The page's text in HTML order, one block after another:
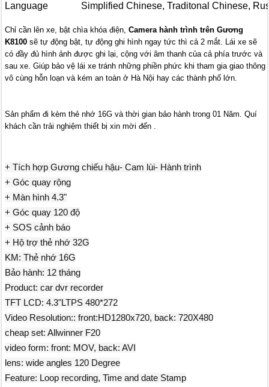
Language
Simplified Chinese, Traditonal Chinese,
Chỉ cần lên xe, bật chìa khóa điện, Camera hành trình trên Gương
K8100 sẽ tự động bật, tự động ghi hình ngay tức thì cả 2 mắt. Lái xe sẽ
có đầy đủ hình ảnh được ghi lại, cộng với âm thanh của cả phía trước và
sau xe. Giúp bảo vệ lái xe tránh những phiền phức khi tham gia giao thông
vô cùng hỗn loạn và kém an toàn ở Hà Nội hay các thành phố lớn.
Sản phẩm đi kèm thẻ nhớ 16G và thời gian bảo hành trong 01 Năm. Quí
khách cần trải nghiệm thiết bị xin mời đến .
+ Tích hợp Gương chiếu hậu- Cam lùi- Hành trình
+ Góc quay rộng
+ Màn hình 4.3"
+ Góc quay 120 độ
+ SOS cảnh báo
+ Hộ trợ thẻ nhớ 32G
KM: Thẻ nhớ 16G
Bảo hành: 12 tháng
Product: car dvr recorder
TFT LCD: 4.3"LTPS 480*272
Video Resolution:: front:HD1280x720, back: 720X480
cheap set: Allwinner F20
video form: front: MOV, back: AVI
lens: wide angles 120 Degree
Feature: Loop recording, Time and date Stamp